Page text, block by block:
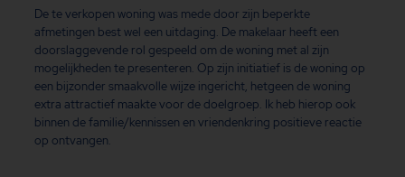
De te verkopen woning was mede door zijn beperkte
afmetingen best wel een uitdaging. De makelaar heeft een
doorslaggevende rol gespeeld om de woning met al zijn
mogelijkheden te presenteren. Op zijn initiatief is de woning op
een bijzonder smaakvolle wijze ingericht, hetgeen de woning
extra attractief maakte voor de doelgroep. Ik heb hierop ook
binnen de familie/kennissen en vriendenkring positieve reactie
op ontvangen.